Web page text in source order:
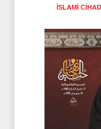
İSLAMİ CİHAD